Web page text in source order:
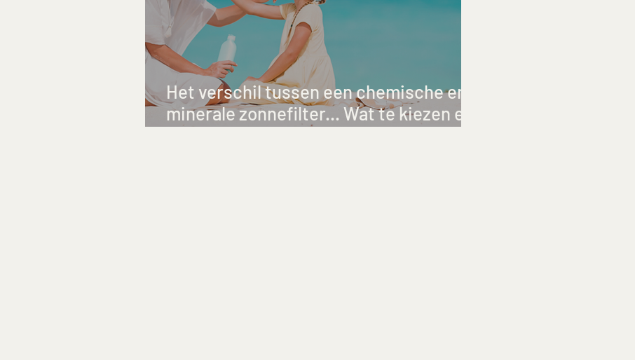
Het verschil tussen een chemische en
minerale zonnefilter... Wat te kiezen en